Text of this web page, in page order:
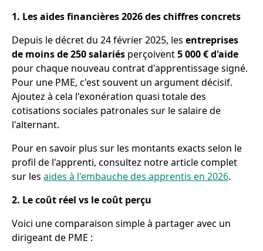
1. Les aides financières 2026 des chiffres concrets
Depuis le décret du 24 février 2025, les entreprises
de moins de 250 salariés perçoivent5 000 € d'aide
pour chaque nouveau contrat d'apprentissage signé.
Pour une PME, c'est souvent un argument décisif.
Ajoutez à cela l'exonération quasi totale des
cotisations sociales patronales sur le salaire de
l'alternant.
Pour en savoir plus sur les montants exacts selon le
profil de l'apprenti, consultez notre article complet
sur les aides à l'embauche des apprentis en 2026.
2. Le coût réel vs le coût perçu
Voici une comparaison simple à partager avec un
dirigeant de PME :